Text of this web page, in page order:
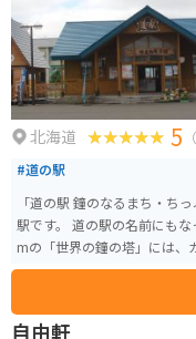
北海道 5
#道の駅
「道の駅 鐘のなるまち・ち
駅です。 道の駅の名前にもなっているように、鐘がシンボルです。 高さ16.5
mの「世界の鐘の塔」には、
れています。 施設内には、地元の農産物が並ぶ直売所や、秩父別町の特産品
であるブロイラーを使った料理
ークゴルフ場や温泉施設も
自由軒